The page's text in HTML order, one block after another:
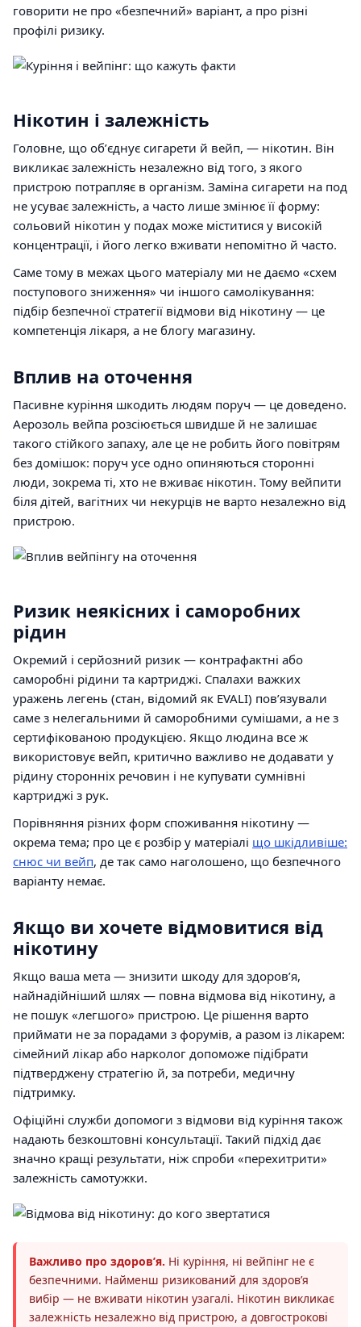
говорити не про «безпечний» варіант, а про різні
профілі ризику.
Нікотин і залежність
Головне, що обʼєднує сигарети й вейп, — нікотин. Він
викликає залежність незалежно від того, з якого
пристрою потрапляє в організм. Заміна сигарети на под
не усуває залежність, а часто лише змінює її форму:
сольовий нікотин у подах може міститися у високій
концентрації, і його легко вживати непомітно й часто.
Саме тому в межах цього матеріалу ми не даємо «схем
поступового зниження» чи іншого самолікування:
підбір безпечної стратегії відмови від нікотину — це
компетенція лікаря, а не блогу магазину.
Вплив на оточення
Пасивне куріння шкодить людям поруч — це доведено.
Аерозоль вейпа розсіюється швидше й не залишає
такого стійкого запаху, але це не робить його повітрям
без домішок: поруч усе одно опиняються сторонні
люди, зокрема ті, хто не вживає нікотин. Тому вейпити
біля дітей, вагітних чи некурців не варто незалежно від
пристрою.
Ризик неякісних і саморобних
рідин
Окремий і серйозний ризик — контрафактні або
саморобні рідини та картриджі. Спалахи важких
уражень легень (стан, відомий як EVALI) повʼязували
саме з нелегальними й саморобними сумішами, а не з
сертифікованою продукцією. Якщо людина все ж
використовує вейп, критично важливо не додавати у
рідину сторонніх речовин і не купувати сумнівні
картриджі з рук.
Порівняння різних форм споживання нікотину —
окрема тема; про це є розбір у матеріалі що шкідливіше:
снюс чи вейп, де так само наголошено, що безпечного
варіанту немає.
Якщо ви хочете відмовитися від
нікотину
Якщо ваша мета — знизити шкоду для здоровʼя,
найнадійніший шлях — повна відмова від нікотину, а
не пошук «легшого» пристрою. Це рішення варто
приймати не за порадами з форумів, а разом із лікарем:
сімейний лікар або нарколог допоможе підібрати
підтверджену стратегію й, за потреби, медичну
підтримку.
Офіційні служби допомоги з відмови від куріння також
надають безкоштовні консультації. Такий підхід дає
значно кращі результати, ніж спроби «перехитрити»
залежність самотужки.
Важливо про здоровʼя. Ні куріння, ні вейпінг не є
безпечними. Найменш ризикований для здоровʼя
вибір — не вживати нікотин узагалі. Нікотин викликає
залежність незалежно від пристрою, а довгострокові